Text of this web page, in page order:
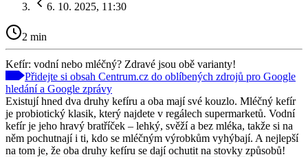
6. 10. 2025, 11:30
2 min
Kefír: vodní nebo mléčný? Zdravé jsou obě varianty!
Přidejte si obsah Centrum.cz do oblíbených zdrojů pro Google
hledání a Google zprávy
Existují hned dva druhy kefíru a oba mají své kouzlo. Mléčný kefír
je probiotický klasik, který najdete v regálech supermarketů. Vodní
kefír je jeho hravý bratříček – lehký, svěží a bez mléka, takže si na
něm pochutnají i ti, kdo se mléčným výrobkům vyhýbají. A nejlepší
na tom je, že oba druhy kefíru se dají ochutit na stovky způsobů!